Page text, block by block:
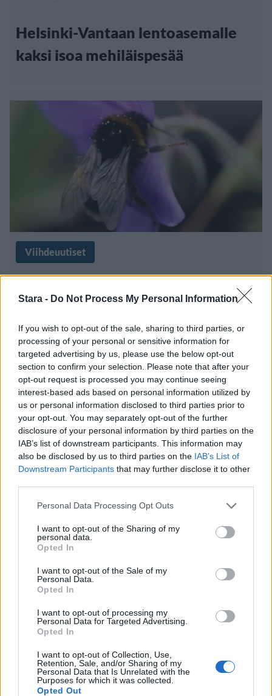
Stara - Do Not Process My Personal Information
If you wish to opt-out of the sale, sharing to third parties, or
processing of your personal or sensitive information for
targeted advertising by us, please use the below opt-out
section to confirm your selection. Please note that after your
opt-out request is processed you may continue seeing
interest-based ads based on personal information utilized by
us or personal information disclosed to third parties prior to
your opt-out. You may separately opt-out of the further
disclosure of your personal information by third parties on the
IAB’s list of downstream participants. This information may
also be disclosed by us to third parties on the IAB’s List of
Downstream Participants that may further disclose it to other
Personal Data Processing Opt Outs
I want to opt-out of the Sharing of my
personal data.
Opted In
I want to opt-out of the Sale of my
Personal Data.
Opted In
I want to opt-out of processing my
Personal Data for Targeted Advertising.
Opted In
I want to opt-out of Collection, Use,
Retention, Sale, and/or Sharing of my
Personal Data that Is Unrelated with the
Purposes for which it was collected.
Opted Out
Helsinki-Vantaan lentoasemalle
kaksi isoa mehiläispesää
Viihdeuutiset
mehiläispesän – tallentui videolle
Viihdeuutiset
2.4.2025, 23:00
Hunajamehiläisten
joukkokuolemat huolestuttavat –
Yhdysvalloissa hälyttävät lukemat